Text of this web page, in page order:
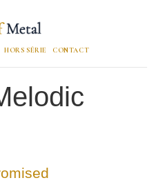
HORS SÉRIE CONTACT